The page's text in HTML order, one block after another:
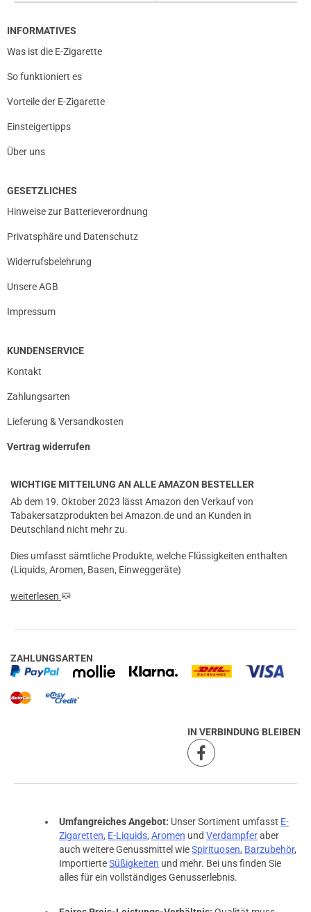
INFORMATIVES
Was ist die E-Zigarette
So funktioniert es
Vorteile der E-Zigarette
Einsteigertipps
Über uns
GESETZLICHES
Hinweise zur Batterieverordnung
Privatsphäre und Datenschutz
Widerrufsbelehrung
Unsere AGB
Impressum
KUNDENSERVICE
Kontakt
Zahlungsarten
Lieferung & Versandkosten
Vertrag widerrufen
WICHTIGE MITTEILUNG AN ALLE AMAZON BESTELLER
Ab dem 19. Oktober 2023 lässt Amazon den Verkauf von
Tabakersatzprodukten bei Amazon.de und an Kunden in
Deutschland nicht mehr zu.
Dies umfasst sämtliche Produkte, welche Flüssigkeiten enthalten
(Liquids, Aromen, Basen, Einweggeräte)
weiterlesen
ZAHLUNGSARTEN
IN VERBINDUNG BLEIBEN
Umfangreiches Angebot: Unser Sortiment umfasst E-
Zigaretten, E-Liquids, Aromen und Verdampferaber
auch weitere Genussmittel wieSpirituosen, Barzubehör,
ImportierteSüßigkeiten und mehr. Bei uns finden Sie
alles für ein vollständiges Genusserlebnis.